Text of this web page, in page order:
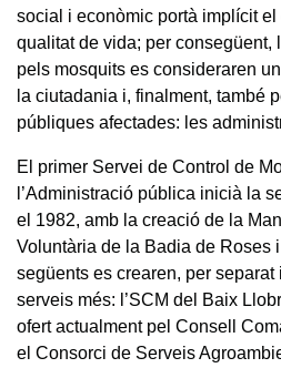
social i econòmic portà implícit
qualitat de vida; per consegüent,
pels mosquits es consideraren
la ciutadania i, finalment, també
públiques afectades: les
El primer Servei de Control de
l’Administració pública inicià la
el 1982, amb la creació de la
Voluntària de la Badia de Roses
següents es crearen, per
serveis més: l’SCM del Baix
ofert actualment pel Consell
el Consorci de Serveis